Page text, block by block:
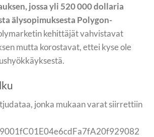
jossa yli 520 000 dollaria
älysopimuksesta Polygon-
kehittäjät vahvistavat
mutta korostavat, ettei kyse ole
jonka mukaan varat siirrettiin